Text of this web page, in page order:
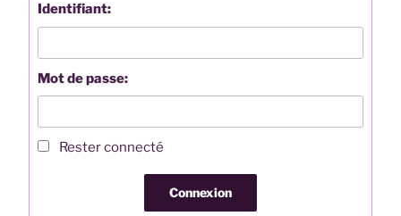
Identifiant:
Mot de passe:
Rester connecté
Connexion